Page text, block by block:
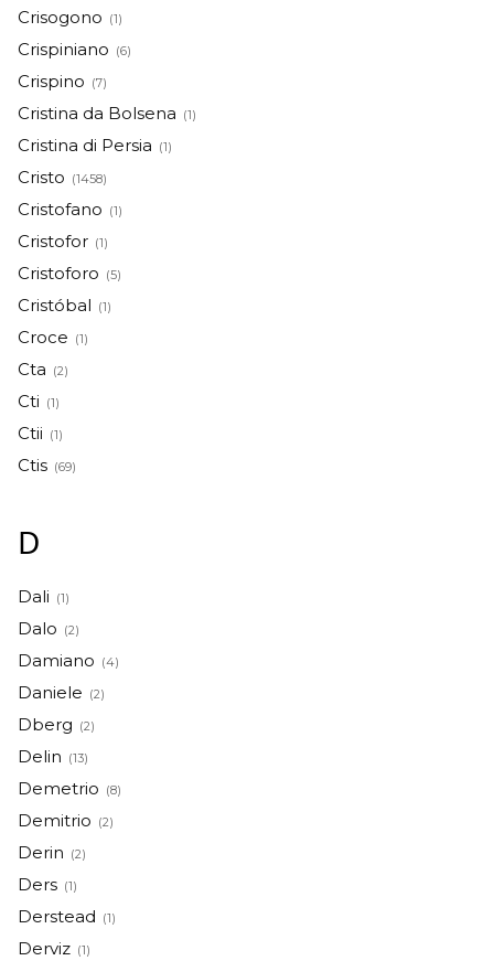
Crisogono (1)
Crispiniano (6)
Crispino (7)
Cristina da Bolsena (1)
Cristina di Persia (1)
Cristo (1458)
Cristofano (1)
Cristofor (1)
Cristoforo (5)
Cristóbal (1)
Croce (1)
Cta (2)
Cti (1)
Ctii (1)
Ctis (69)
D
Dali (1)
Dalo (2)
Damiano (4)
Daniele (2)
Dberg (2)
Delin (13)
Demetrio (8)
Demitrio (2)
Derin (2)
Ders (1)
Derstead (1)
Derviz (1)